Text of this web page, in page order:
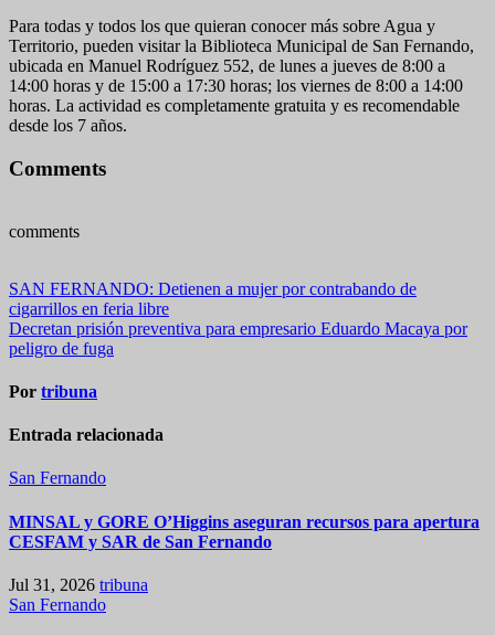
Para todas y todos los que quieran conocer más sobre Agua y
Territorio, pueden visitar la Biblioteca Municipal de San Fernando,
ubicada en Manuel Rodríguez 552, de lunes a jueves de 8:00 a
14:00 horas y de 15:00 a 17:30 horas; los viernes de 8:00 a 14:00
horas. La actividad es completamente gratuita y es recomendable
desde los 7 años.
Comments
comments
Navegación
de
entradas
SAN FERNANDO: Detienen a mujer por contrabando de
cigarrillos en feria libre
Decretan prisión preventiva para empresario Eduardo Macaya por
peligro de fuga
Por tribuna
Entrada relacionada
San Fernando
MINSAL y GORE O’Higgins aseguran recursos para apertura
CESFAM y SAR de San Fernando
Jul 31, 2026 tribuna
San Fernando